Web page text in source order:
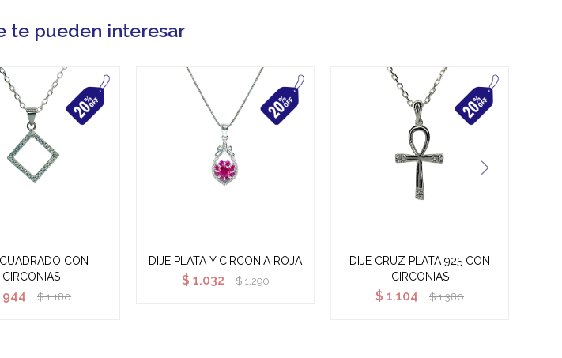
te pueden interesar
CON
CIRCONIAS
944 $ 1.180
DIJE PLATA Y CIRCONIA ROJA
$ 1.032 $ 1.290
DIJE CRUZ PLATA 925 CON
CIRCONIAS
$ 1.104 $ 1.380